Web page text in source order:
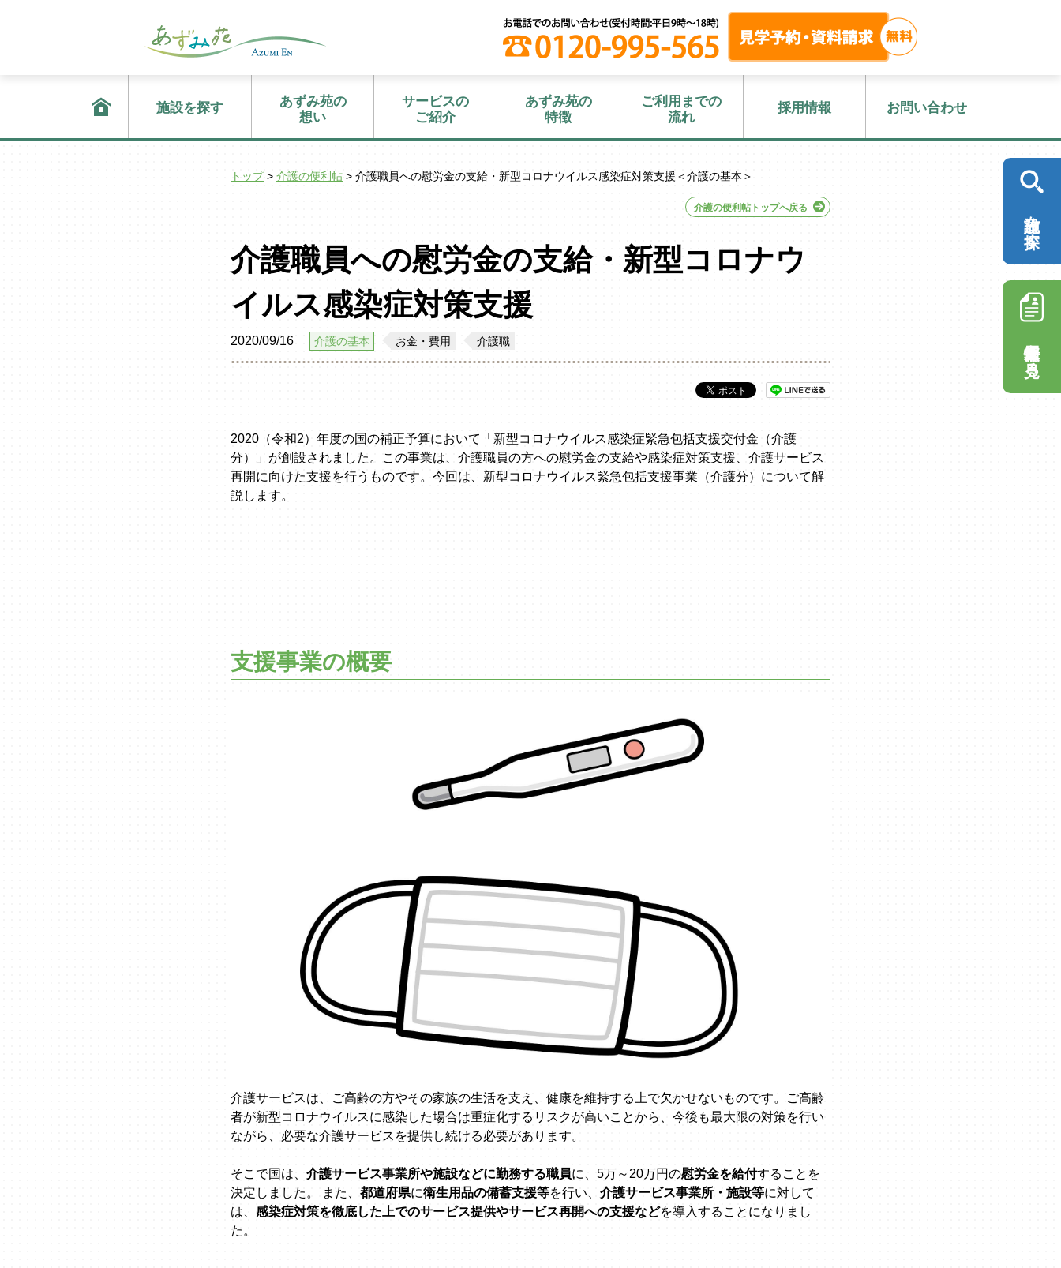
施設を探す
あずみ苑の
想い
サービスの
ご紹介
あずみ苑の
特徴
ご利用までの
流れ
採用情報 お問い合わせ
トップ> 介護の便利帖 > 介護職員への慰労金の支給・新型コロナウイルス感染症対策支援＜介護の基本＞
介護の便利帖トップへ戻る
介護職員への慰労金の支給・新型コロナウ
イルス感染症対策支援
2020/09/16 介護の基本 お金・費用 介護職
2020（令和2）年度の国の補正予算において「新型コロナウイルス感染症緊急包括支援交付金（介護
分）」が創設されました。この事業は、介護職員の方への慰労金の支給や感染症対策支援、介護サービス
再開に向けた支援を行うものです。今回は、新型コロナウイルス緊急包括支援事業（介護分）について解
説します。
支援事業の概要
介護サービスは、ご高齢の方やその家族の生活を支え、健康を維持する上で欠かせないものです。ご高齢
者が新型コロナウイルスに感染した場合は重症化するリスクが高いことから、今後も最大限の対策を行い
ながら、必要な介護サービスを提供し続ける必要があります。
そこで国は、 介護サービス事業所や施設などに勤務する職員に、5万～20万円の慰労金を給付することを
決定しました。 また、 都道府県に衛生用品の備蓄支援等を行い、 介護サービス事業所・施設等に対して
は、 感染症対策を徹底した上でのサービス提供やサービス再開への支援などを導入することになりまし
た。
施設を探す
採用情報を
見る